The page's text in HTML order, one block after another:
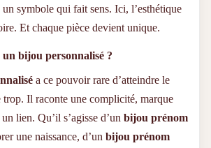
symbole qui fait sens. Ici, l’esthétique
Et chaque pièce devient unique.
bijou personnalisé ?
a ce pouvoir rare d’atteindre le
Il raconte une complicité, marque
lien. Qu’il s’agisse d’un bijou prénom
une naissance, d’un bijou prénom